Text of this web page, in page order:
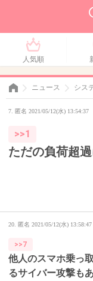
人気順
ニュース シス
7. 匿名 2021/05/12(水) 13:54:37
>>1
ただの負荷超
20. 匿名 2021/05/12(水) 13:58:47
>>7
他人のスマホ乗っ
るサイバー攻撃も